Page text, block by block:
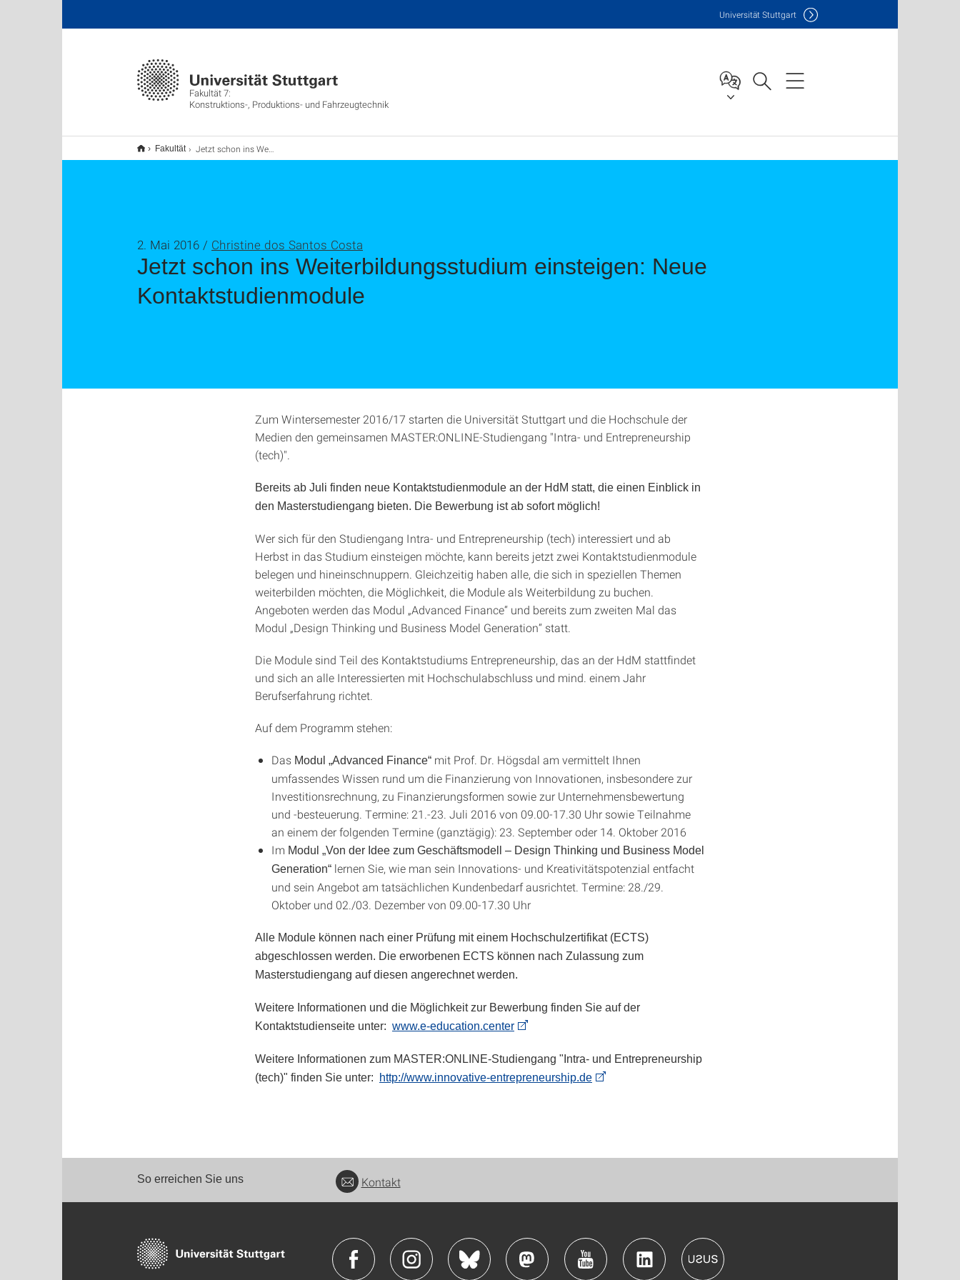
Fakultät 7:
Konstruktions-, Produktions- und Fahrzeugtechnik
Universität Stuttgart
Fakultät Jetzt schon ins Weiterbildungsstudium einsteigen: Neue Kontaktstudienmodule
Jetzt schon ins Weiterbildungsstudium einsteigen: Neue
Kontaktstudienmodule
2. Mai 2016 / Christine dos Santos Costa
Zum Wintersemester 2016/17 starten die Universität Stuttgart und die Hochschule der
Medien den gemeinsamen MASTER:ONLINE-Studiengang "Intra- und Entrepreneurship
(tech)".
Bereits ab Juli finden neue Kontaktstudienmodule an der HdM statt, die einen Einblick in
den Masterstudiengang bieten. Die Bewerbung ist ab sofort möglich!
Wer sich für den Studiengang Intra- und Entrepreneurship (tech) interessiert und ab
Herbst in das Studium einsteigen möchte, kann bereits jetzt zwei Kontaktstudienmodule
belegen und hineinschnuppern. Gleichzeitig haben alle, die sich in speziellen Themen
weiterbilden möchten, die Möglichkeit, die Module als Weiterbildung zu buchen.
Angeboten werden das Modul „Advanced Finance“ und bereits zum zweiten Mal das
Modul „Design Thinking und Business Model Generation“ statt.
Die Module sind Teil des Kontaktstudiums Entrepreneurship, das an der HdM stattfindet
und sich an alle Interessierten mit Hochschulabschluss und mind. einem Jahr
Berufserfahrung richtet.
Auf dem Programm stehen:
Das Modul „Advanced Finance“ mit Prof. Dr. Högsdal am vermittelt Ihnen
umfassendes Wissen rund um die Finanzierung von Innovationen, insbesondere zur
Investitionsrechnung, zu Finanzierungsformen sowie zur Unternehmensbewertung
und -besteuerung. Termine: 21.-23. Juli 2016 von 09.00-17.30 Uhr sowie Teilnahme
an einem der folgenden Termine (ganztägig): 23. September oder 14. Oktober 2016
Im Modul „Von der Idee zum Geschäftsmodell – Design Thinking und Business Model
Generation“ lernen Sie, wie man sein Innovations- und Kreativitätspotenzial entfacht
und sein Angebot am tatsächlichen Kundenbedarf ausrichtet. Termine: 28./29.
Oktober und 02./03. Dezember von 09.00-17.30 Uhr
Alle Module können nach einer Prüfung mit einem Hochschulzertifikat (ECTS)
abgeschlossen werden. Die erworbenen ECTS können nach Zulassung zum
Masterstudiengang auf diesen angerechnet werden.
Weitere Informationen und die Möglichkeit zur Bewerbung finden Sie auf der
Kontaktstudienseite unter: www.e-education.center
Weitere Informationen zum MASTER:ONLINE-Studiengang "Intra- und Entrepreneurship
(tech)" finden Sie unter:
http://www.innovative-entrepreneurship.de
So erreichen Sie uns Kontakt